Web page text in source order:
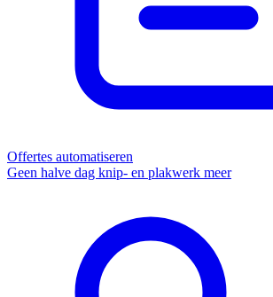
Offertes automatiseren
Geen halve dag knip- en plakwerk meer